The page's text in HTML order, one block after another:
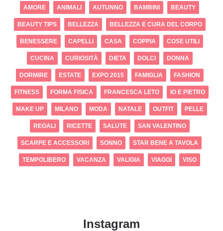
AMORE ANIMALI AUTUNNO BAMBINI BEAUTY
BEAUTY TIPS BELLEZZA BELLEZZA E CURA DEL CORPO
BENESSERE CAPELLI CASA COPPIA COSE UTILI
CUCINA CURIOSITÀ DIETA DOLCI DONNA
DORMIRE ESTATE EXPO 2015 FAMIGLIA FASHION
FITNESS FORMA FISICA FRANCESCA LETO IO E PIETRO
MAKE UP MILANO MODA NATALE OUTFIT PELLE
REGALI RICETTE SALUTE SAN VALENTINO
SCARPE E ACCESSORI SONNO STAR BENE A TAVOLA
TEMPOLIBERO VACANZA VALIGIA VIAGGI VISO
Instagram